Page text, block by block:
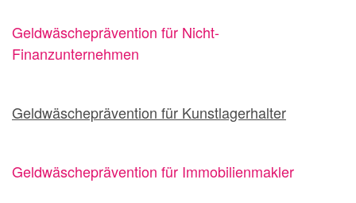
Geldwäscheprävention für Nicht-
Finanzunternehmen
Geldwäscheprävention für Kunstlagerhalter
Geldwäscheprävention für Immobilienmakler